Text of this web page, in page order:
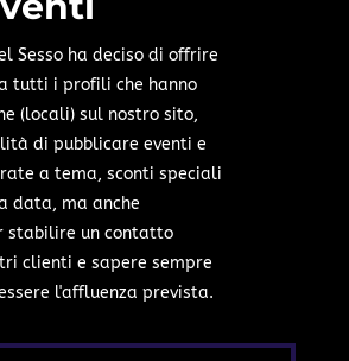
Sesso ha deciso di offrire
tutti i profili che hanno
(locali) sul nostro sito,
di pubblicare eventi e
a tema, sconti speciali
data, ma anche
stabilire un contatto
clienti e sapere sempre
l'affluenza prevista.